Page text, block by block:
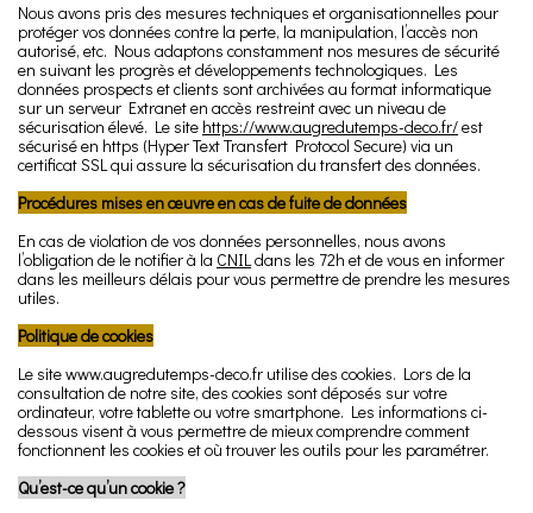
Nous avons pris des mesures techniques et organisationnelles pour
protéger vos données contre la perte, la manipulation, l’accès non
autorisé, etc. Nous adaptons constamment nos mesures de sécurité
en suivant les progrès et développements technologiques. Les
données prospects et clients sont archivées au format informatique
sur un serveur Extranet en accès restreint avec un niveau de
sécurisation élevé. Le site https://www.augredutemps-deco.fr/est
sécurisé en https (Hyper Text Transfert Protocol Secure) via un
certificat SSL qui assure la sécurisation du transfert des données.
Procédures mises en œuvre en cas de fuite de données
En cas de violation de vos données personnelles, nous avons
l’obligation de le notifier à la CNILdans les 72h et de vous en informer
dans les meilleurs délais pour vous permettre de prendre les mesures
utiles.
Politique de cookies
Le site www.augredutemps-deco.fr utilise des cookies. Lors de la
consultation de notre site, des cookies sont déposés sur votre
ordinateur, votre tablette ou votre smartphone. Les informations ci-
dessous visent à vous permettre de mieux comprendre comment
fonctionnent les cookies et où trouver les outils pour les paramétrer.
Qu’est-ce qu’un cookie ?